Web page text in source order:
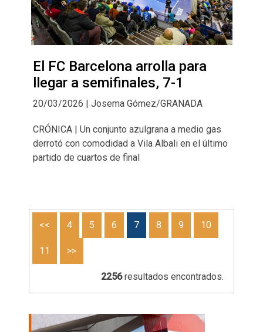
El FC Barcelona arrolla para
llegar a semifinales, 7-1
20/03/2026 | Josema Gómez/GRANADA
CRÓNICA | Un conjunto azulgrana a medio gas
derrotó con comodidad a Vila Albali en el último
partido de cuartos de final
<< 4 5 6 7 8 9 10
11 >>
2256resultados encontrados.